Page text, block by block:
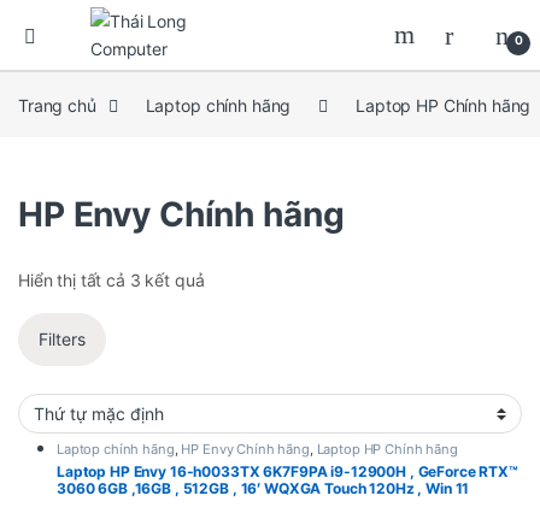
0
Trang chủ Laptop chính hãng Laptop HP Chính hãng
HP Envy Chính hãng
Hiển thị tất cả 3 kết quả
Filters
Laptop chính hãng, HP Envy Chính hãng, Laptop HP Chính hãng
Laptop HP Envy 16-h0033TX 6K7F9PA i9-12900H , GeForce RTX™
3060 6GB ,16GB , 512GB , 16′ WQXGA Touch 120Hz , Win 11